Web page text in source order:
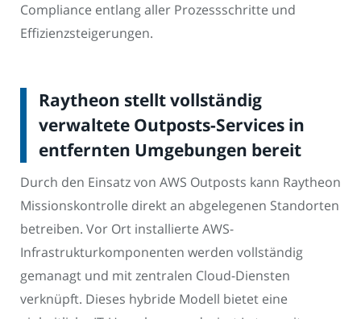
Compliance entlang aller Prozessschritte und
Effizienzsteigerungen.
Raytheon stellt vollständig
verwaltete Outposts-Services in
entfernten Umgebungen bereit
Durch den Einsatz von AWS Outposts kann Raytheon
Missionskontrolle direkt an abgelegenen Standorten
betreiben. Vor Ort installierte AWS-
Infrastrukturkomponenten werden vollständig
gemanagt und mit zentralen Cloud-Diensten
verknüpft. Dieses hybride Modell bietet eine